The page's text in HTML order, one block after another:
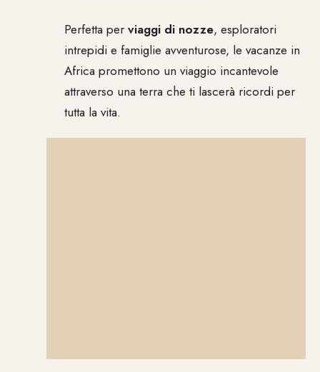
Perfetta per viaggi di nozze, esploratori
intrepidi e famiglie avventurose, le vacanze in
Africa promettono un viaggio incantevole
attraverso una terra che ti lascerà ricordi per
tutta la vita.